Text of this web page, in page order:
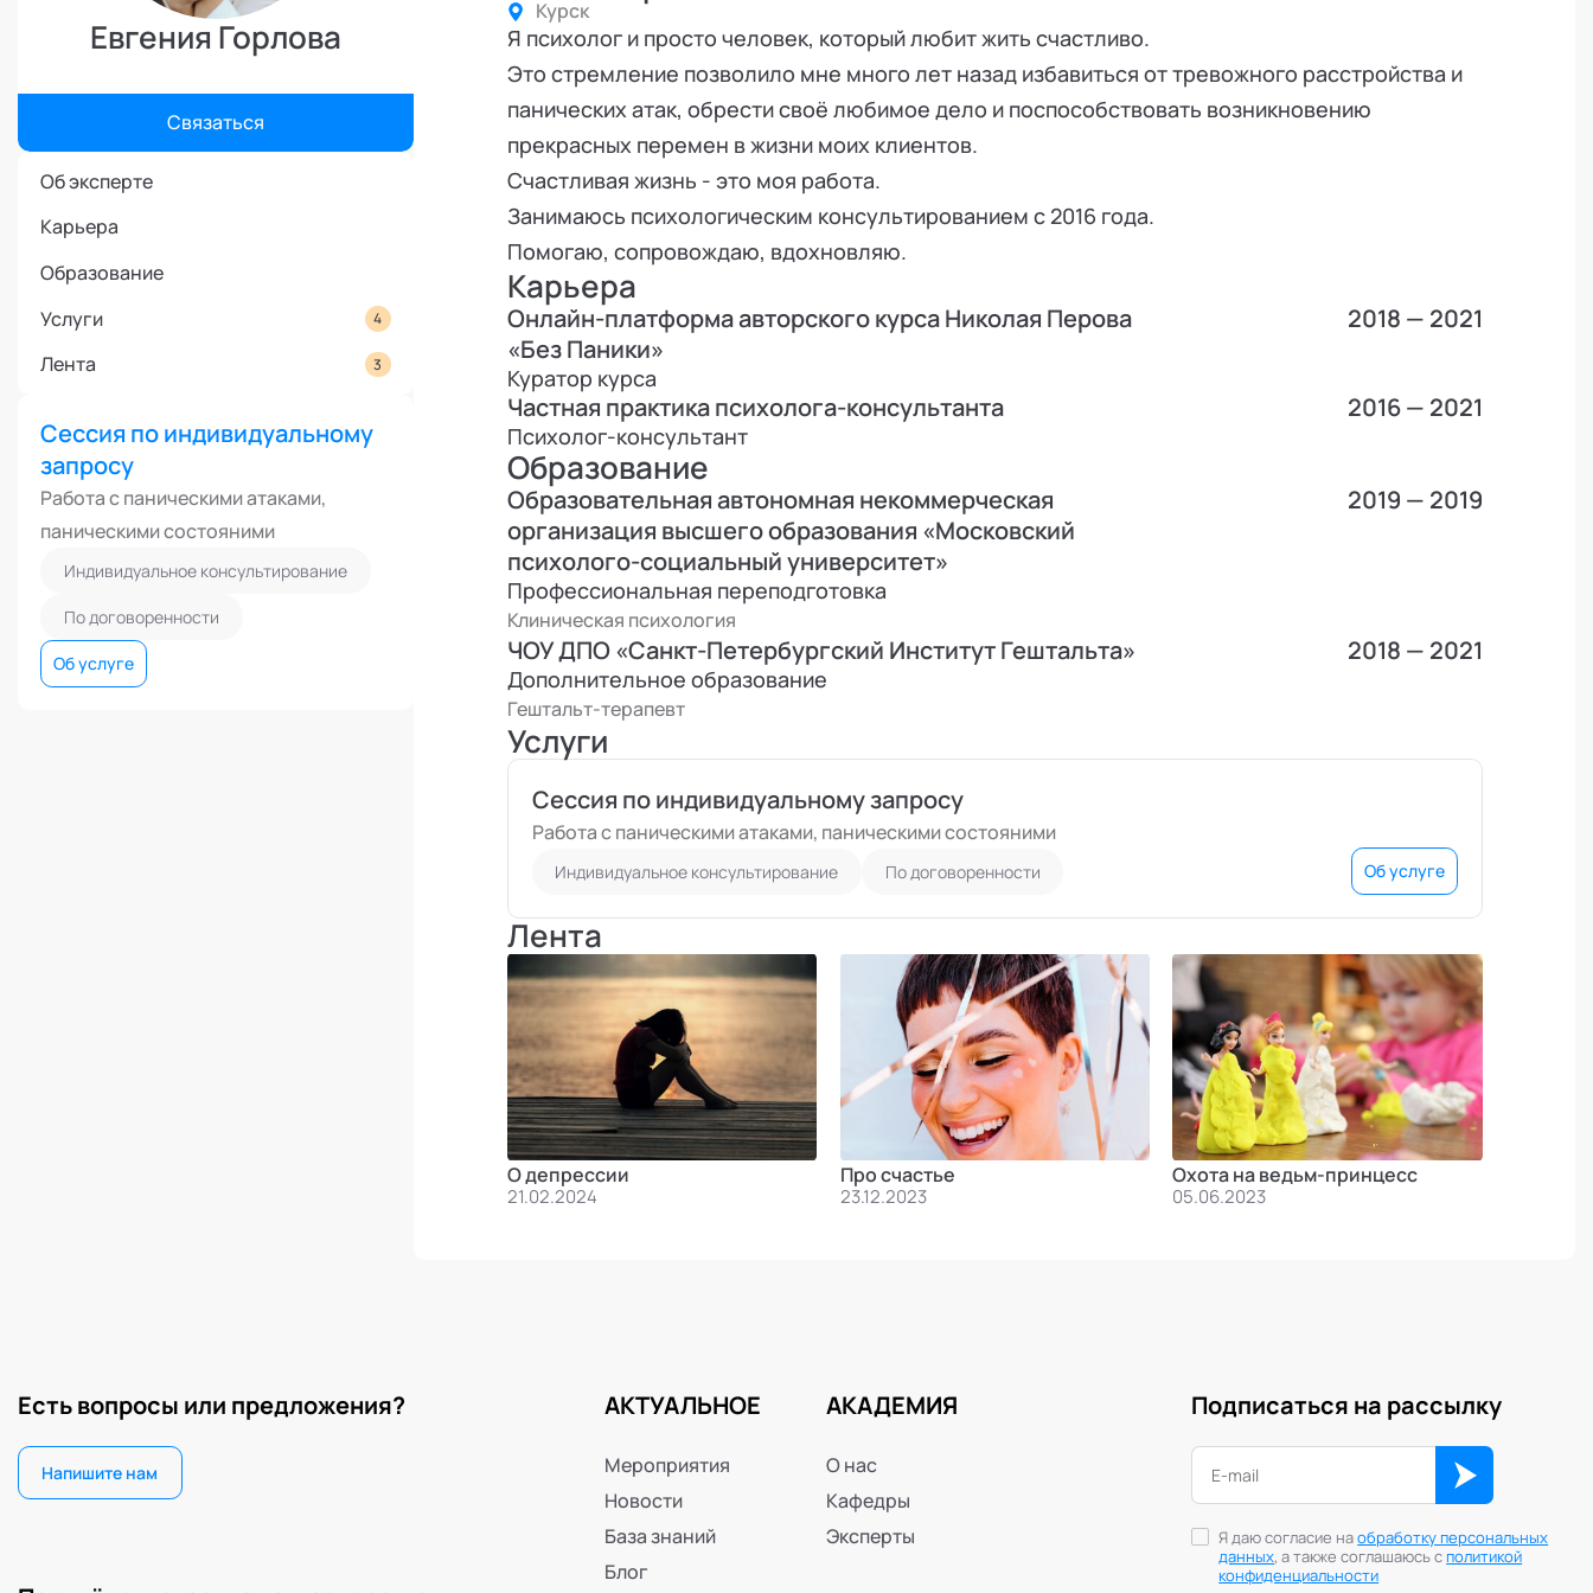
Евгения Горлова
Связаться
Об эксперте
Карьера
Образование
Услуги
4
Лента 3
Сессия по индивидуальному
запросу
Работа с паническими атаками,
паническими состояними
Индивидуальное консультирование
По договоренности
Об услуге
Курск
Я психолог и просто человек, который любит жить счастливо.
Это стремление позволило мне много лет назад избавиться от тревожного расстройства и
панических атак, обрести своё любимое дело и поспособствовать возникновению
прекрасных перемен в жизни моих клиентов.
Счастливая жизнь - это моя работа.
Занимаюсь психологическим консультированием с 2016 года.
Помогаю, сопровождаю, вдохновляю.
Карьера
Частная практика психолога-консультанта
Психолог-консультант
2016 — 2021
Онлайн-платформа авторского курса Николая Перова
«Без Паники»
Куратор курса
2018 — 2021
Образование
Образовательная автономная некоммерческая
организация высшего образования «Московский
психолого-социальный университет»
Профессиональная переподготовка
Клиническая психология
2019 — 2019
ЧОУ ДПО «Санкт-Петербургский Институт Гештальта»
Дополнительное образование
Гештальт-терапевт
2018 — 2021
Услуги
Сессия по индивидуальному запросу
Работа с паническими атаками, паническими состояними
Индивидуальное консультирование По договоренности Об услуге
Лента
О депрессии
21.02.2024
Про счастье
23.12.2023
Охота на ведьм-принцесс
05.06.2023
Есть вопросы или предложения?
Напишите нам
АКТУАЛЬНОЕ
Мероприятия
Новости
База знаний
Блог
АКАДЕМИЯ
О нас
Кафедры
Эксперты
Подписаться на рассылку
Я даю согласие наобработку персональных
данных, а также соглашаюсь сполитикой
конфиденциальности